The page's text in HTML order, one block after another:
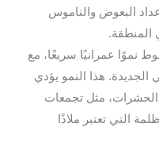
البعوض والناموس
المنطقة.
نموًا عمرانيًا سريعًا، مع
الجديدة. هذا النمو يؤدي
الحشرات، مثل تجمعات
التي تعتبر ملاذًا